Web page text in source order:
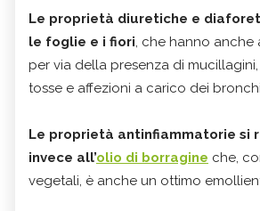
Le proprietà diuretiche e
le foglie e i fiori, che hanno anche
per via della presenza di
tosse e affezioni a carico dei
Le proprietà antinfiammatorie si
invece all’olio di borragine che,
vegetali, è anche un ottimo